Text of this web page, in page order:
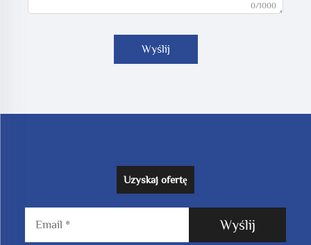
0/1000
Wyślij
Uzyskaj ofertę
Wyślij